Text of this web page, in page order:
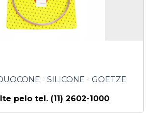
- SILICONE - GOETZE
pelo tel. (11) 2602-1000